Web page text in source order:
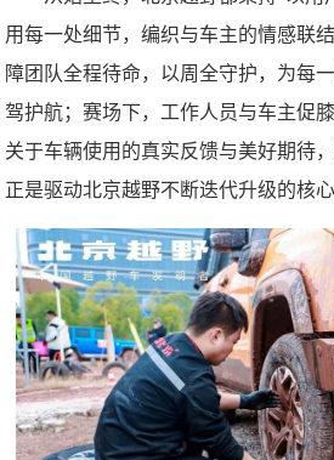
用每一处细节，编织与车主的情感联
障团队全程待命，以周全守护，为每
驾护航；赛场下，工作人员与车主促
关于车辆使用的真实反馈与美好期待
正是驱动北京越野不断迭代升级的核心